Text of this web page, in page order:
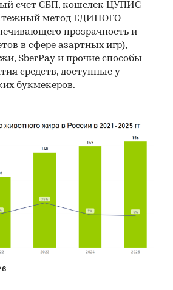
и каналов приобретения
с которыми столкнулись
уголков и кухонных
опрошенных к
количества
в России на 5 лет
исследования:
рынка кухонных уголков
диванов
информации о продукте
к средствам
счет СБП, кошелек ЦУПИС
метод ЕДИНОГО
прозрачность и
в сфере азартных игр),
SberPay и прочие способы
средств, доступные у
букмекеров.